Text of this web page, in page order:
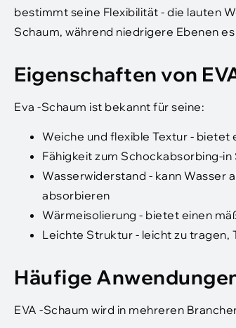
bestimmt seine Flexibilität - die lauten
Schaum, während niedrigere Ebenen
Eigenschaften von
Eva -Schaum ist bekannt für seine:
Weiche und flexible Textur -
Fähigkeit zum Schockabsorbing-
Wasserwiderstand - kann Wasser
absorbieren
Wärmeisolierung - bietet einen
Leichte Struktur - leicht zu tragen,
Häufige
EVA -Schaum wird in mehreren